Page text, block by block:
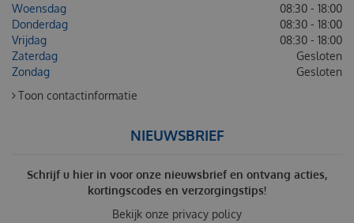
Woensdag
08:30 - 18:00
Donderdag
08:30 - 18:00
Vrijdag
08:30 - 18:00
Zaterdag
Gesloten
Zondag
Gesloten
Toon contactinformatie
NIEUWSBRIEF
Schrijf u hier in voor onze nieuwsbrief en ontvang acties,
kortingscodes en verzorgingstips!
Bekijk onze privacy policy